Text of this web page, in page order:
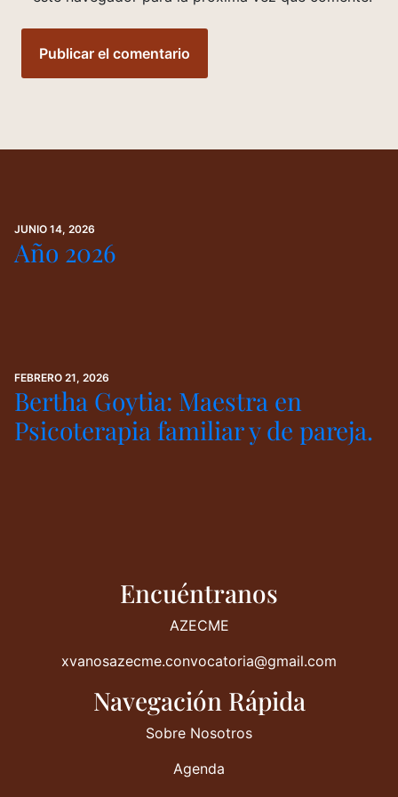
JUNIO 14, 2026
Año 2026
FEBRERO 21, 2026
Bertha Goytia: Maestra en
Psicoterapia familiar y de pareja.
Encuéntranos
AZECME
xvanosazecme.convocatoria@gmail.com
Navegación Rápida
Sobre Nosotros
Agenda